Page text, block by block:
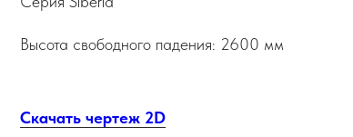
Высота свободного падения: 2600 мм
Скачать чертеж 2D